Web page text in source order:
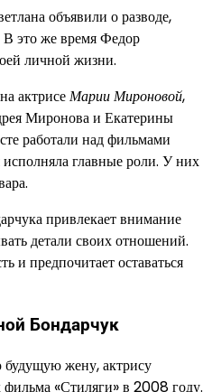
объявили о разводе,
В это же время Федор
личной жизни.
актрисеМарии Мироновой,
Миронова и Екатерины
работали над фильмами
главные роли. У них
привлекает внимание
детали своих отношений.
и предпочитает оставаться
Бондарчук
жену, актрису
«Стиляги» в 2008 году.